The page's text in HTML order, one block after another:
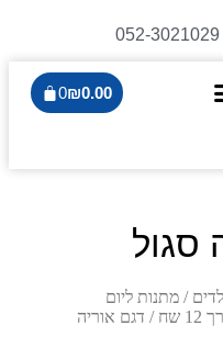
052-3021029
₪0.00
0
סגול
/ מתנות ליום
שח
/ דגם אוריה